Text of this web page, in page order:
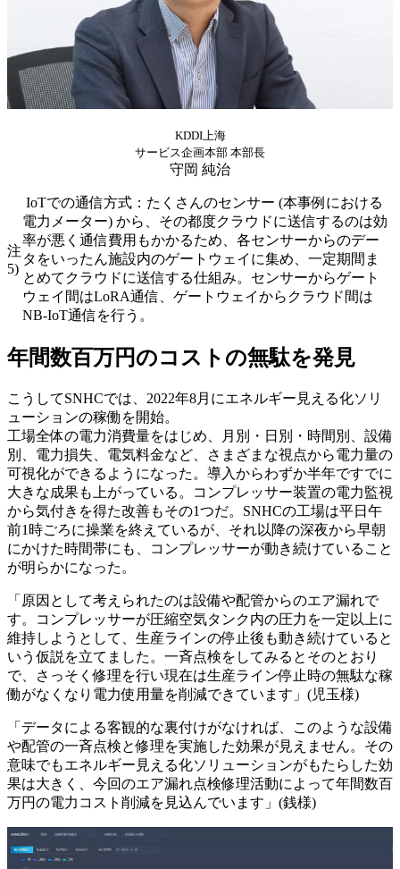
KDDI上海
サービス企画本部 本部長
守岡 純治
注
5)
IoTでの通信方式：たくさんのセンサー (本事例における
電力メーター) から、その都度クラウドに送信するのは効
率が悪く通信費用もかかるため、各センサーからのデー
タをいったん施設内のゲートウェイに集め、一定期間ま
とめてクラウドに送信する仕組み。センサーからゲート
ウェイ間はLoRA通信、ゲートウェイからクラウド間は
NB-IoT通信を行う。
年間数百万円のコストの無駄を発見
こうしてSNHCでは、2022年8月にエネルギー見える化ソリ
ューションの稼働を開始。
工場全体の電力消費量をはじめ、月別・日別・時間別、設備
別、電力損失、電気料金など、さまざまな視点から電力量の
可視化ができるようになった。導入からわずか半年ですでに
大きな成果も上がっている。コンプレッサー装置の電力監視
から気付きを得た改善もその1つだ。SNHCの工場は平日午
前1時ごろに操業を終えているが、それ以降の深夜から早朝
にかけた時間帯にも、コンプレッサーが動き続けていること
が明らかになった。
「原因として考えられたのは設備や配管からのエア漏れで
す。コンプレッサーが圧縮空気タンク内の圧力を一定以上に
維持しようとして、生産ラインの停止後も動き続けていると
いう仮説を立てました。一斉点検をしてみるとそのとおり
で、さっそく修理を行い現在は生産ライン停止時の無駄な稼
働がなくなり電力使用量を削減できています」(児玉様)
「データによる客観的な裏付けがなければ、このような設備
や配管の一斉点検と修理を実施した効果が見えません。その
意味でもエネルギー見える化ソリューションがもたらした効
果は大きく、今回のエア漏れ点検修理活動によって年間数百
万円の電力コスト削減を見込んでいます」(銭様)